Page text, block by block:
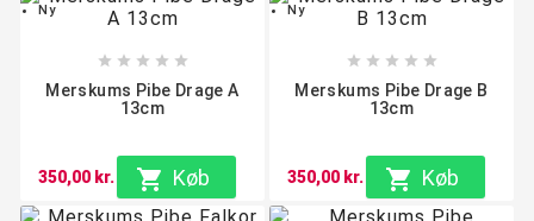
Ny
    
Merskums Pibe Drage A
13cm
350,00 kr.  Køb
Ny
    
Merskums Pibe Drage B
13cm
350,00 kr.  Køb